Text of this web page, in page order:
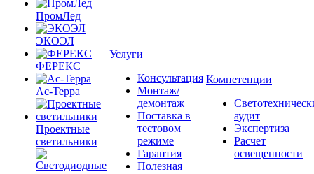
ПромЛед
ЭКОЭЛ
ФЕРЕКС
Ас-Терра
Проектные
светильники
Услуги
Консультация
Монтаж/
демонтаж
Поставка в
тестовом
режиме
Гарантия
Полезная
Компетенции
аудит
Экспертиза
Расчет
освещенности